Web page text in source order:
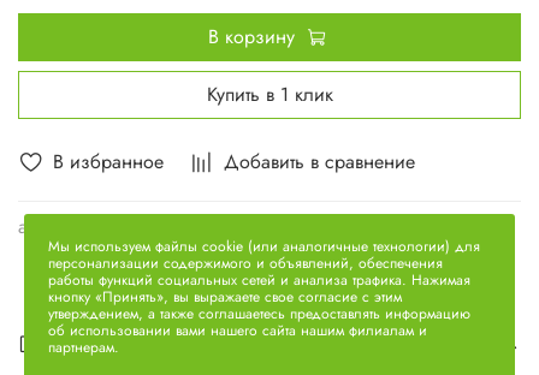
В избранное Добавить в сравнение
арт.
В корзину
Купить в 1 клик
Описание
Мы используем файлы cookie (или аналогичные технологии) для
персонализации содержимого и объявлений, обеспечения
работы функций социальных сетей и анализа трафика. Нажимая
кнопку «Принять», вы выражаете свое согласие с этим
утверждением, а также соглашаетесь предоставлять информацию
об использовании вами нашего сайта нашим филиалам и
партнерам.